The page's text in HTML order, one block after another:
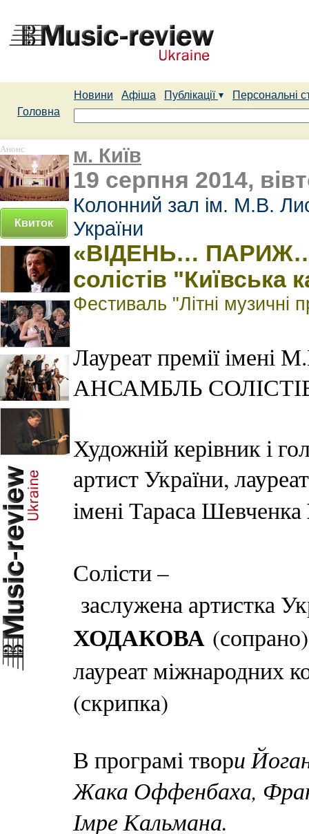
Новини Афіша Публікації
Персональні
Головна
Анонс
Квиток
м. Київ
19 серпня 2014,
Колонний зал ім. М.В.
України
«ВІДЕНЬ…
солістів "Київська
Фестиваль "Літні музичні
Лауреат премії
АНСАМБЛЬ
Художній керівник і
артист України,
імені Тараса Шевченка
Солісти –
заслужена артистка
ХОДАКОВА (сопрано)
лауреат міжнародних
(скрипка)
В програмі твори
Жака Оффенбаха,
Імре Кальмана.